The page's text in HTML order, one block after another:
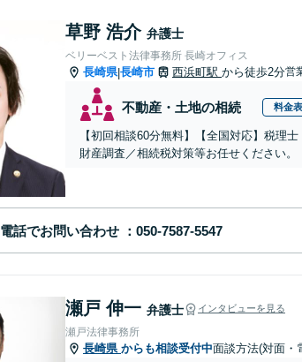
草野 浩介 弁護士
ベリーベスト法律事務所 長崎オフィス
長崎県|長崎市 西浜町駅 から徒歩2分営
不動産・土地の相続 料金
【初回相談60分無料】【全国対応】税理
財産調査／相続税対策等お任せください
電話でお問い合わせ
瀬戸 伸一 弁護士 インタビューを見る
瀬戸法律事務所
長崎県 からも相談受付中面談方法(対面・